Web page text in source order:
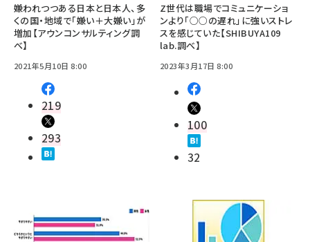
嫌われつつある日本と日本人、多
くの国・地域で「嫌い＋大嫌い」が
増加【アウンコンサルティング調
べ】
2021年5月10日 8:00
219
293
Z世代は職場でコミュニケーショ
ンより「○○の遅れ」に強いストレ
スを感じていた【SHIBUYA109
lab.調べ】
2023年3月17日 8:00
100
32